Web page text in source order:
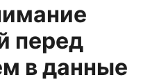
перед
в данные